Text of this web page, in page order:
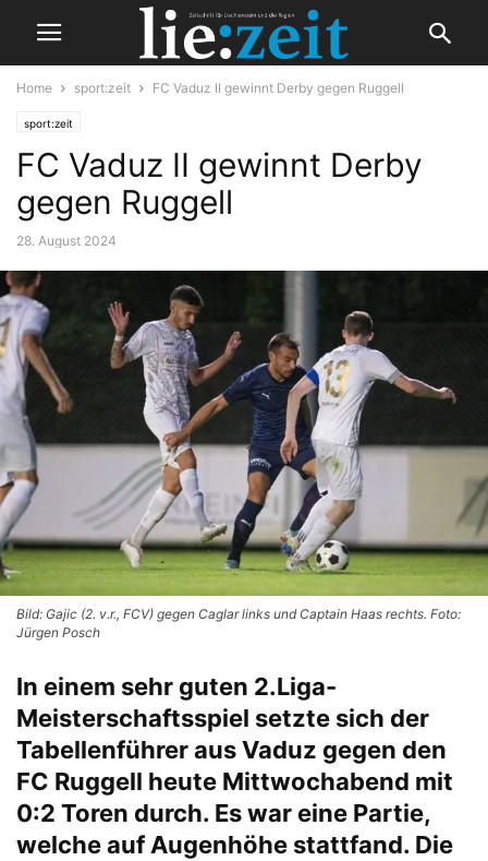
Home sport:zeit FC Vaduz II gewinnt Derby gegen Ruggell
sport:zeit
FC Vaduz II gewinnt Derby
gegen Ruggell
28. August 2024
Bild: Gajic (2. v.r., FCV) gegen Caglar links und Captain Haas rechts. Foto:
Jürgen Posch
In einem sehr guten 2.Liga-
Meisterschaftsspiel setzte sich der
Tabellenführer aus Vaduz gegen den
FC Ruggell heute Mittwochabend mit
0:2 Toren durch. Es war eine Partie,
welche auf Augenhöhe stattfand. Die